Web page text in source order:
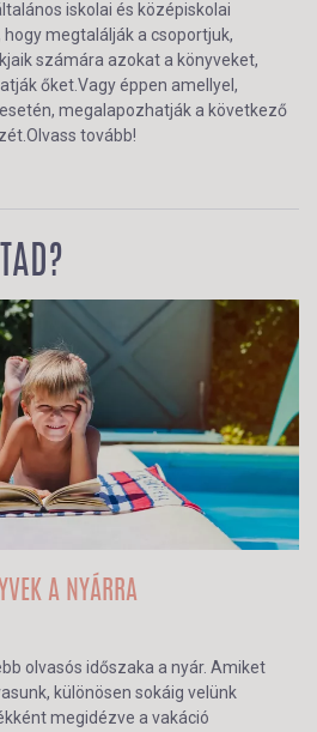
iskolai és középiskolai
megtalálják a csoportjuk,
számára azokat a könyveket,
őket.Vagy éppen amellyel,
megalapozhatják a következő
tovább!
A NYÁRRA
olvasós időszaka a nyár. Amiket
különösen sokáig velünk
megidézve a vakáció